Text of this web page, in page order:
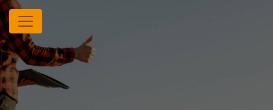
Panneau de gestion des cookies